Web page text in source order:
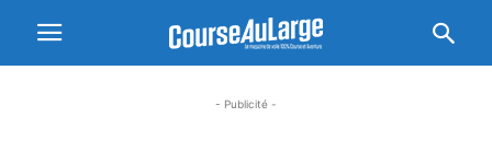
- Publicité -